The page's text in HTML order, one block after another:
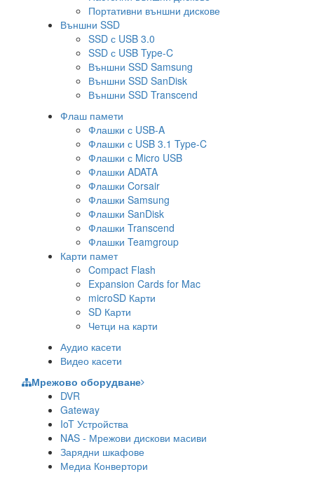
Портативни външни дискове
Външни SSD
SSD с USB 3.0
SSD с USB Type-C
Външни SSD Samsung
Външни SSD SanDisk
Външни SSD Transcend
Флаш памети
Флашки с USB-A
Флашки с USB 3.1 Type-C
Флашки с Micro USB
Флашки ADATA
Флашки Corsair
Флашки Samsung
Флашки SanDisk
Флашки Transcend
Флашки Teamgroup
Карти памет
Compact Flash
Expansion Cards for Mac
microSD Карти
SD Карти
Четци на карти
Аудио касети
Видео касети
Мрежово оборудване
DVR
Gateway
IoT Устройства
NAS - Мрежови дискови масиви
Зарядни шкафове
Медиа Конвертори